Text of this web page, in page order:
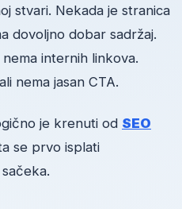
stvari. Nekada je stranica
dovoljno dobar sadržaj.
internih linkova.
nema jasan CTA.
je krenuti od SEO
se prvo isplati